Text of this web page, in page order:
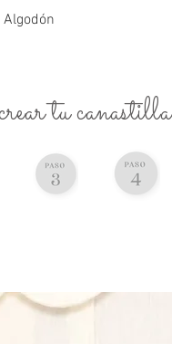
Algodón
tu canastilla